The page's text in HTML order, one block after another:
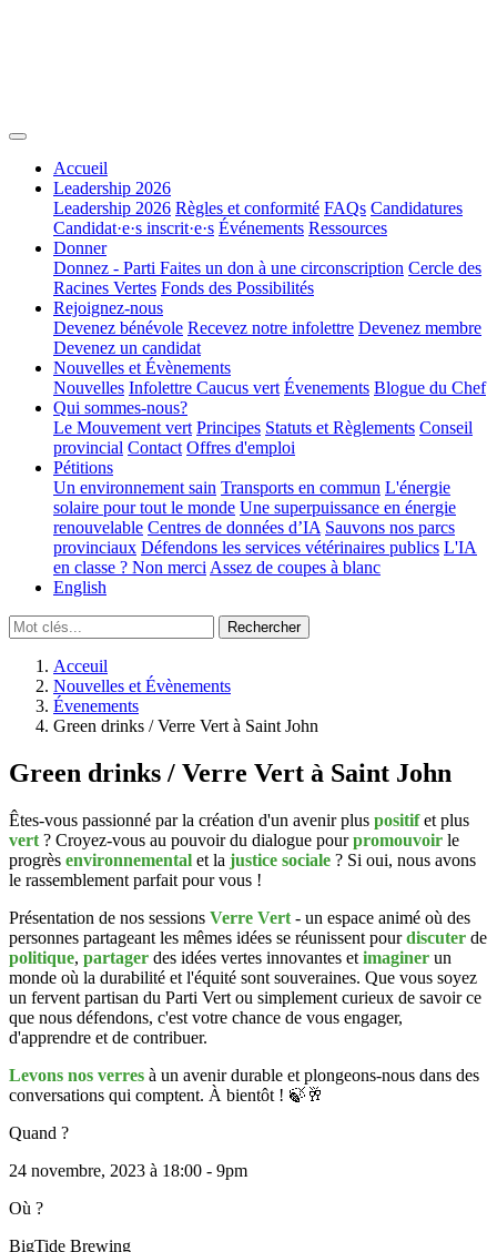
Accueil
Leadership 2026
Leadership 2026 Règles et conformité FAQs Candidatures
Candidat·e·s inscrit·e·s Événements Ressources
Donner
Donnez - Parti Faites un don à une circonscription Cercle des
Racines Vertes Fonds des Possibilités
Rejoignez-nous
Devenez bénévole Recevez notre infolettre Devenez membre
Devenez un candidat
Nouvelles et Évènements
Nouvelles Infolettre Caucus vert Évenements Blogue du Chef
Qui sommes-nous?
Le Mouvement vert Principes Statuts et Règlements Conseil
provincial Contact Offres d'emploi
Pétitions
Un environnement sain Transports en commun L'énergie
solaire pour tout le monde Une superpuissance en énergie
renouvelable Centres de données d’IA Sauvons nos parcs
provinciaux Défendons les services vétérinaires publics L'IA
en classe ? Non merci Assez de coupes à blanc
English
Acceuil
Nouvelles et Évènements
Évenements
Green drinks / Verre Vert à Saint John
Green drinks / Verre Vert à Saint John
Êtes-vous passionné par la création d'un avenir plus positif et plus
vert ? Croyez-vous au pouvoir du dialogue pourpromouvoir le
progrès environnemental et la justice sociale ? Si oui, nous avons
le rassemblement parfait pour vous !
Présentation de nos sessions Verre Vert - un espace animé où des
personnes partageant les mêmes idées se réunissent pourdiscuter de
politique, partager des idées vertes innovantes et imaginer un
monde où la durabilité et l'équité sont souveraines. Que vous soyez
un fervent partisan du Parti Vert ou simplement curieux de savoir ce
que nous défendons, c'est votre chance de vous engager,
d'apprendre et de contribuer.
Levons nos verres à un avenir durable et plongeons-nous dans des
conversations qui comptent. À bientôt ! 🍃🥂
Quand ?
24 novembre, 2023 à 18:00 - 9pm
Où ?
BigTide Brewing